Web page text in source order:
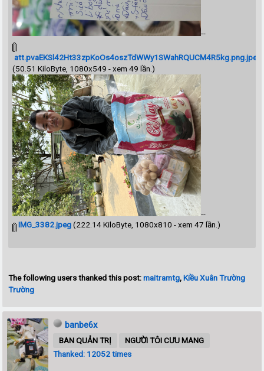
--
att.pvaEKSl42Ht33zpKoOs4oszTdWWy1SWahRQUCM4R5kg.png.jpeg
(50.51 KiloByte, 1080x549 - xem 49 lần.)
--
IMG_3382.jpeg(222.14 KiloByte, 1080x810 - xem 47 lần.)
The following users thanked this post:maitramtg,Kiều Xuân Trường
Trường
banbe6x
BAN QUẢN TRỊ
NGƯỜI TÔI CƯU MANG
Thanked: 12052 times